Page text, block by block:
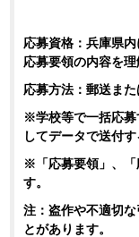
応募資格：兵庫県
応募要領の内容を
応募方法：郵送ま
※学校等で一括応募
してデータで送付
※「応募要領」、「
す。
注：盗作や不適切
とがあります。